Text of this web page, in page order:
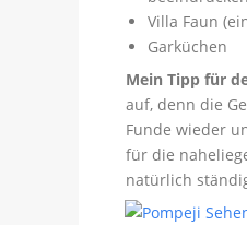
Villa Faun
Garküchen
Mein Tipp für
auf, denn die
Funde wieder
für die
natürlich